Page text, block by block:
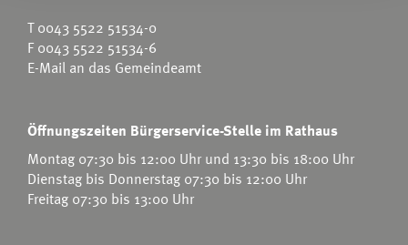
T0043 5522 51534-0
F 0043 5522 51534-6
E-Mail an das Gemeindeamt
Öffnungszeiten Bürgerservice-Stelle im Rathaus
Montag 07:30 bis 12:00 Uhr und 13:30 bis 18:00 Uhr
Dienstag bis Donnerstag 07:30 bis 12:00 Uhr
Freitag 07:30 bis 13:00 Uhr